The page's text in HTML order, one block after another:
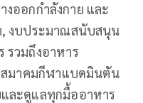
ออกกำลังกาย และ
งบประมาณสนับสนุน
รวมถึงอาหาร
สมาคมกีฬาแบดมินตัน
ละดูแลทุกมื้ออาหาร